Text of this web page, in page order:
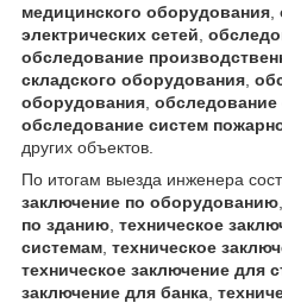
медицинского оборудования
электрических сетей
обследование
складского оборудования
оборудования
обследование систем
других объектов.
По итогам выезда инженера
заключение по оборудованию
по зданию техническое
системам техническое
техническое заключение для
заключение для банка